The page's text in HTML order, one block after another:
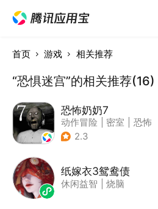
首页 游戏 相关推荐
“恐惧迷宫”的相关推荐(16)
恐怖奶奶7
动作冒险 密室
恐怖
| 恐怖奶奶
2.3
纸嫁衣3鸳鸯债
休闲益智 烧脑